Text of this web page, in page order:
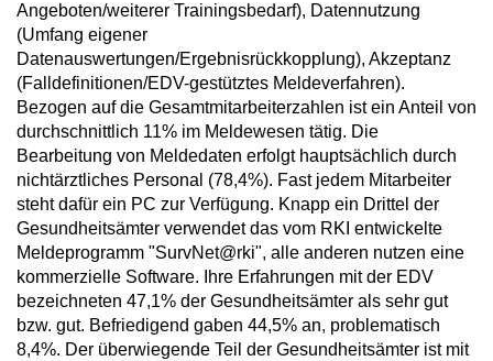
Angeboten/weiterer Trainingsbedarf), Datennutzung
(Umfang eigener
Datenauswertungen/Ergebnisrückkopplung), Akzeptanz
(Falldefinitionen/EDV-gestütztes Meldeverfahren).
Bezogen auf die Gesamtmitarbeiterzahlen ist ein Anteil von
durchschnittlich 11% im Meldewesen tätig. Die
Bearbeitung von Meldedaten erfolgt hauptsächlich durch
nichtärztliches Personal (78,4%). Fast jedem Mitarbeiter
steht dafür ein PC zur Verfügung. Knapp ein Drittel der
Gesundheitsämter verwendet das vom RKI entwickelte
Meldeprogramm "SurvNet@rki", alle anderen nutzen eine
kommerzielle Software. Ihre Erfahrungen mit der EDV
bezeichneten 47,1% der Gesundheitsämter als sehr gut
bzw. gut. Befriedigend gaben 44,5% an, problematisch
8,4%. Der überwiegende Teil der Gesundheitsämter ist mit